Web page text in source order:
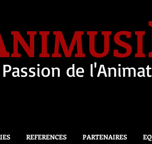
NIMUSI
de
REFERENCES PARTENAIRES